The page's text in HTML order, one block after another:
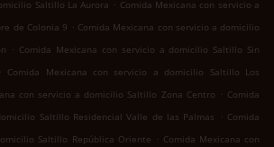
Saltillo La Aurora
Comida Mexicana con servicio a
de Colonia 9 . Comida Mexicana con servicio a domicilio
. Comida Mexicana con servicio a domicilio Saltillo Sin
. Comida Mexicana con servicio a domicilio Saltillo Los
con servicio a domicilio Saltillo Zona Centro . Comida
Saltillo Residencial Valle de las Palmas
. Comida
Saltillo República Oriente . Comida Mexicana con